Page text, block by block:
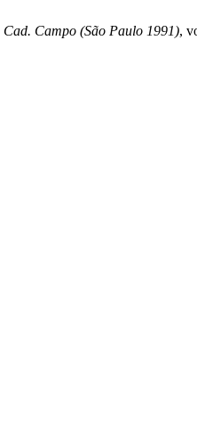
Cad. Campo (São Paulo 1991),